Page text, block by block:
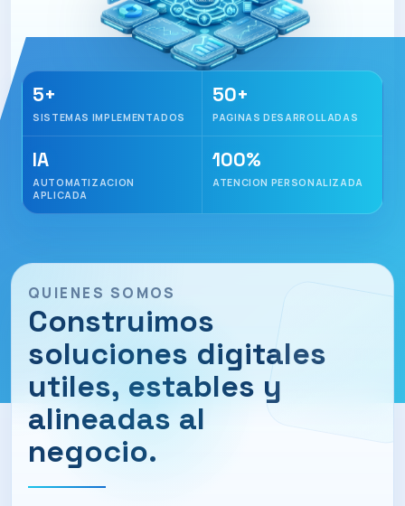
5+
SISTEMAS IMPLEMENTADOS
50+
PAGINAS DESARROLLADAS
IA
AUTOMATIZACION
APLICADA
100%
ATENCION PERSONALIZADA
QUIENES SOMOS
Construimos
soluciones digitales
utiles, estables y
alineadas al
negocio.